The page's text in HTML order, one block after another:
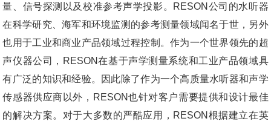
量、信号探测以及校准参考声学投影。RESON公司的水听器
在科学研究、海军和环境监测的参考测量领域闻名于世，另外
也用于工业和商业产品领域过程控制。作为一个世界领先的超
声仪器公司，RESON在基于声学测量系统和工业产品领域具
有广泛的知识和经验。因此除了作为一个高质量水听器和声学
传感器供应商以外，RESON也针对客户需要提供和设计最佳
的解决方案。对于大多数的严酷应用，RESON根据建立在英